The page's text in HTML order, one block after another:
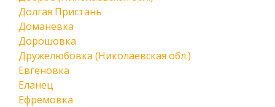
Долгая Пристань
Доманевка
Дорошовка
Дружелюбовка (Николаевская обл.)
Евгеновка
Еланец
Ефремовка